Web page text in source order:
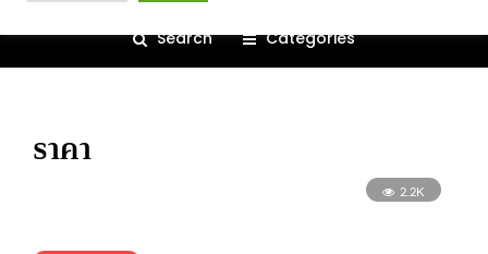
Search Categories
ราคา
2.2K